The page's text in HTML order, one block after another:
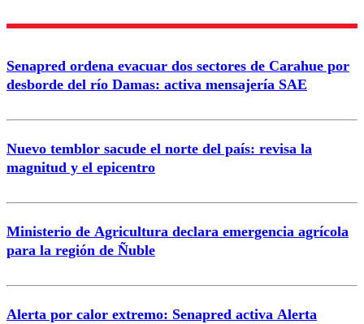
Enviar comentario
Senapred ordena evacuar dos sectores de Carahue por
desborde del río Damas: activa mensajería SAE
Nuevo temblor sacude el norte del país: revisa la
magnitud y el epicentro
Ministerio de Agricultura declara emergencia agrícola
para la región de Ñuble
Alerta por calor extremo: Senapred activa Alerta